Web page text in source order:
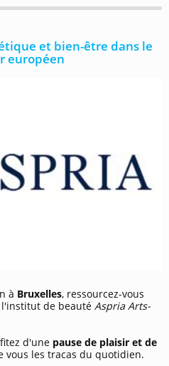
et bien-être dans le
européen
à Bruxelles, ressourcez-vous
de beauté Aspria Arts-
d'une pause de plaisir et de
vous les tracas du quotidien.